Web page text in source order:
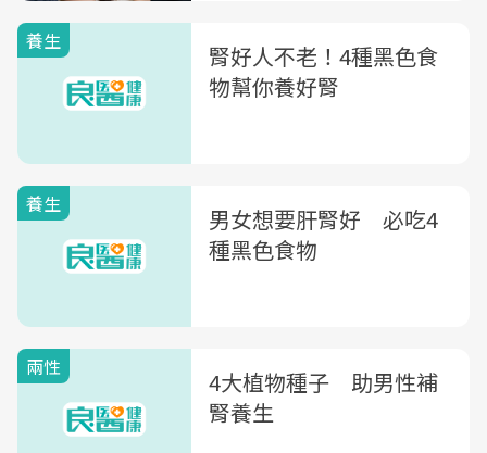
養生
腎好人不老！4種黑色食
物幫你養好腎
養生
男女想要肝腎好 必吃4
種黑色食物
兩性
4大植物種子 助男性補
腎養生